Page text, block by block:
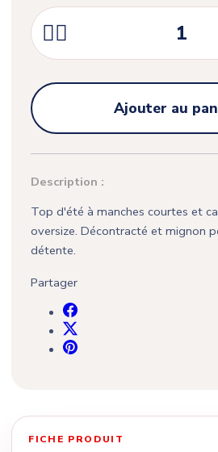

Ajouter au
Description :
Top d'été à manches courtes et
oversize. Décontracté et mignon
détente.
Partager
FICHE PRODUIT